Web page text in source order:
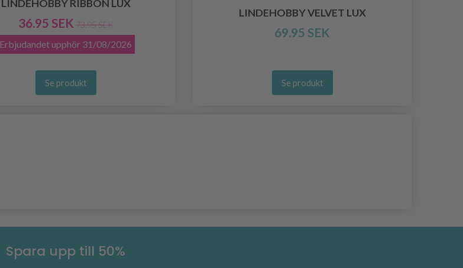
LINDEHOBBY RIBBON LUX
36.95 SEK 73.95 SEK
Erbjudandet upphör 31/08/2026
Se produkt
LINDEHOBBY VELVET LUX
69.95 SEK
Se produkt
Spara upp till 50%